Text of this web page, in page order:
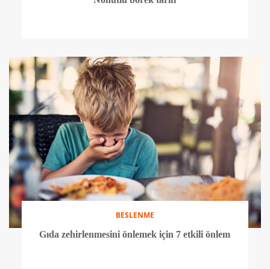
BESLENME
Gıda zehirlenmesini önlemek için 7 etkili önlem